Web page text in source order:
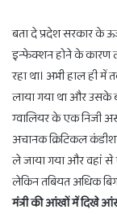
बता दे प्रदेश सरकार के
इन्फेक्शन होने के कारण
रहा था। अभी हाल ही में
लाया गया था और उसके
ग्वालियर के एक निजी
अचानक क्रिटिकल
ले जाया गया और वहां से
लेकिन तबियत अधिक
मंत्री की आंखों में दिखे